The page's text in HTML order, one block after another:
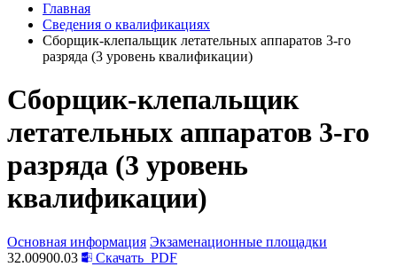
Главная
Сведения о квалификациях
Сборщик-клепальщик летательных аппаратов 3-го
разряда (3 уровень квалификации)
Сборщик-клепальщик
летательных аппаратов 3-го
разряда (3 уровень
квалификации)
Основная информация Экзаменационные площадки
32.00900.03
Скачать PDF